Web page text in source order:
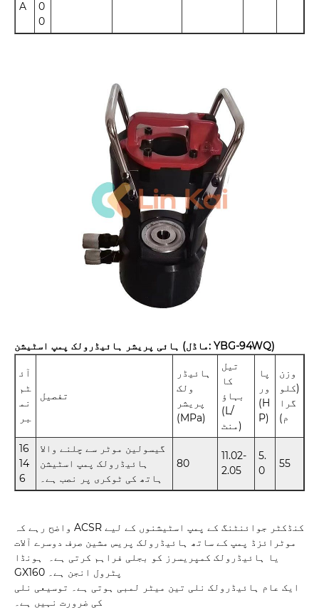
A
0
0
ہائی پریشر ہائیڈرولک پمپ اسٹیشن (ماڈل: YBG-94WQ)
آئ
ٹم
نم
بر
تفصیل
ہائیڈر
ولک
پریشر
(MPa)
تیل
کا
بہاؤ
(L/
منٹ)
پا
ور
(H
P)
وزن
(کلو
گرا
م)
16
14
6
گیسولین موٹر سے چلنے والا
ہائیڈرولک پمپ اسٹیشن
ہاتھ کی ٹوکری پر نصب ہے۔
80
11.02-
2.05
5.
0
55
واضح رہے کہ ACSR کنڈکٹر جوائنٹنگ کے پمپ اسٹیشنوں کے لیے
موٹرائزڈ پمپ کے ساتھ ہائیڈرولک پریس مشین صرف دوسرے آلات
یا ہائیڈرولک کمپریسرز کو بجلی فراہم کرتی ہے۔ ہونڈا
GX160 پٹرول انجن ہے۔
ایک عام ہائیڈرولک نلی تین میٹر لمبی ہوتی ہے۔ توسیعی نلی
کی ضرورت نہیں ہے۔